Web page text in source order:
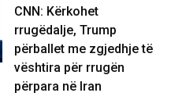
CNN: Kërkohet
rrugëdalje, Trump
përballet me zgjedhje të
vështira për rrugën
përpara në Iran